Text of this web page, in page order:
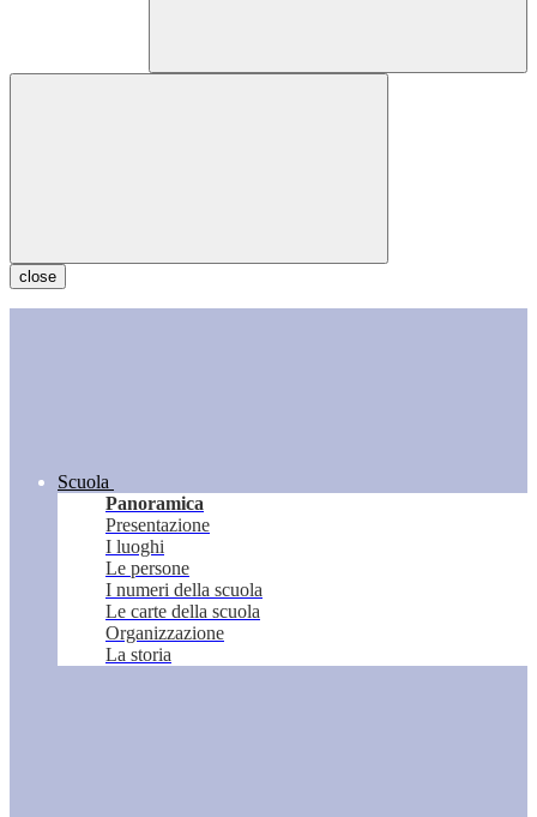
close
Scuola
Panoramica
Presentazione
I luoghi
Le persone
I numeri della scuola
Le carte della scuola
Organizzazione
La storia